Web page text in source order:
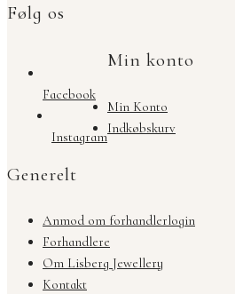
Følg os
Facebook
Instagram
Min konto
Min Konto
Indkøbskurv
Generelt
Anmod om forhandlerlogin
Forhandlere
Om Lisberg Jewellery
Kontakt